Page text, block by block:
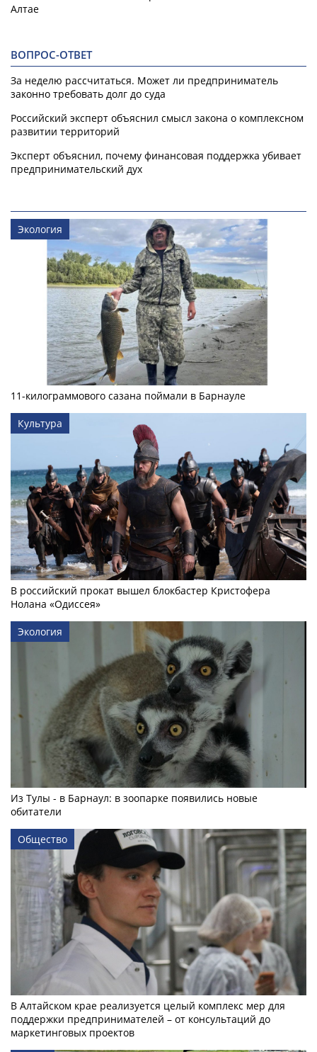
Алтае
ВОПРОС-ОТВЕТ
За неделю рассчитаться. Может ли предприниматель
законно требовать долг до суда
Российский эксперт объяснил смысл закона о комплексном
развитии территорий
Эксперт объяснил, почему финансовая поддержка убивает
предпринимательский дух
Экология
11-килограммового сазана поймали в Барнауле
Культура
В российский прокат вышел блокбастер Кристофера
Нолана «Одиссея»
Экология
Из Тулы - в Барнаул: в зоопарке появились новые
обитатели
Общество
В Алтайском крае реализуется целый комплекс мер для
поддержки предпринимателей – от консультаций до
маркетинговых проектов